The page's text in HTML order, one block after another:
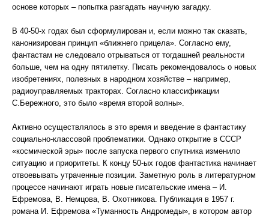
основе которых – попытка разгадать научную загадку.
В 40-50-х годах был сформулирован и, если можно так сказать,
канонизирован принцип «ближнего прицела». Согласно ему,
фантастам не следовало отрываться от тогдашней реальности
больше, чем на одну пятилетку. Писать рекомендовалось о новых
изобретениях, полезных в народном хозяйстве – например,
радиоуправляемых тракторах. Согласно классификации
С.Бережного, это было «время второй волны».
Активно осуществлялось в это время и введение в фантастику
социально-классовой проблематики. Однако открытие в СССР
«космической эры» после запуска первого спутника изменило
ситуацию и приоритеты. К концу 50-ых годов фантастика начинает
отвоевывать утраченные позиции. Заметную роль в литературном
процессе начинают играть новые писательские имена – И.
Ефремова, В. Немцова, В. Охотникова. Публикация в 1957 г.
романа И. Ефремова «Туманность Андромеды», в котором автор